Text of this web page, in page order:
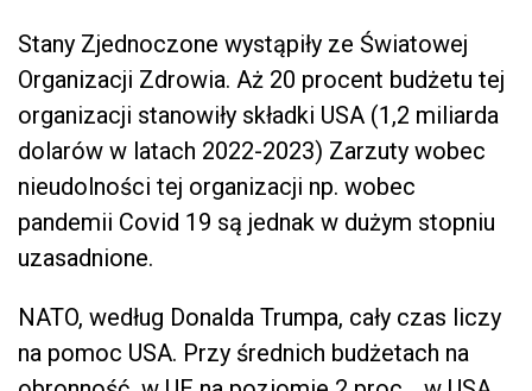
Stany Zjednoczone wystąpiły ze Światowej
Organizacji Zdrowia. Aż 20 procent budżetu tej
organizacji stanowiły składki USA (1,2 miliarda
dolarów w latach 2022-2023) Zarzuty wobec
nieudolności tej organizacji np. wobec
pandemii Covid 19 są jednak w dużym stopniu
uzasadnione.
NATO, według Donalda Trumpa, cały czas liczy
na pomoc USA. Przy średnich budżetach na